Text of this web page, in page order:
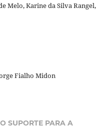
Melo, Karine da Silva Rangel,
Fialho Midon
SUPORTE PARA A